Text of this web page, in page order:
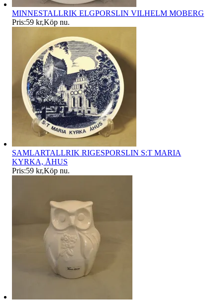
MINNESTALLRIK ELGPORSLIN VILHELM MOBERG
Pris:59 kr,Köp nu.
SAMLARTALLRIK RIGESPORSLIN S:T MARIA
KYRKA, ÅHUS
Pris:59 kr,Köp nu.